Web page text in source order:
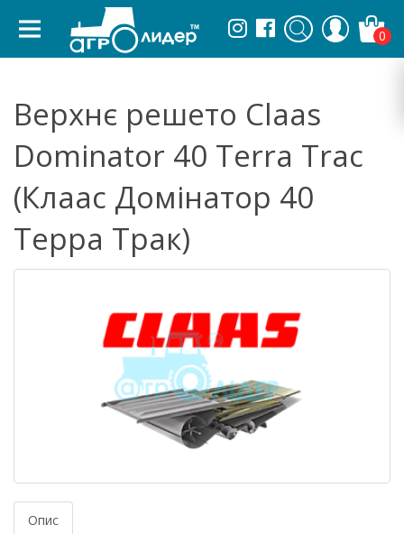
0
Верхнє решето Claas
Dominator 40 Terra Trac
(Клаас Домінатор 40
Терра Трак)
Опис